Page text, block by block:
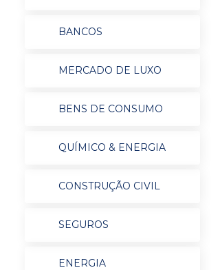
BANCOS
MERCADO DE LUXO
BENS DE CONSUMO
QUÍMICO & ENERGIA
CONSTRUÇÃO CIVIL
SEGUROS
ENERGIA